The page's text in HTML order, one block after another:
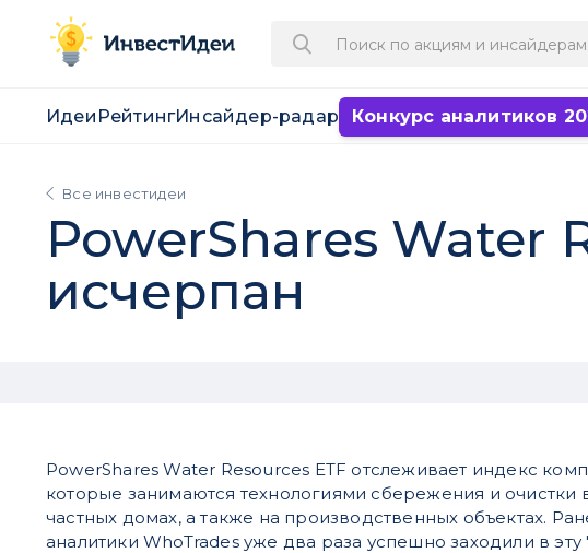
Идеи РейтингИнсайдер-радар Конкурс аналитиков
Все инвестидеи
PowerShares Water
исчерпан
PowerShares Water Resources ETF отслеживает индекс
которые занимаются технологиями сбережения и очистки
частных домах, а также на производственных объектах.
аналитики WhoTrades уже два раза успешно заходили в эту